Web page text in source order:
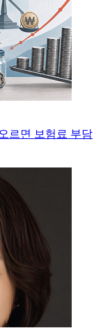
르면 보험료 부담